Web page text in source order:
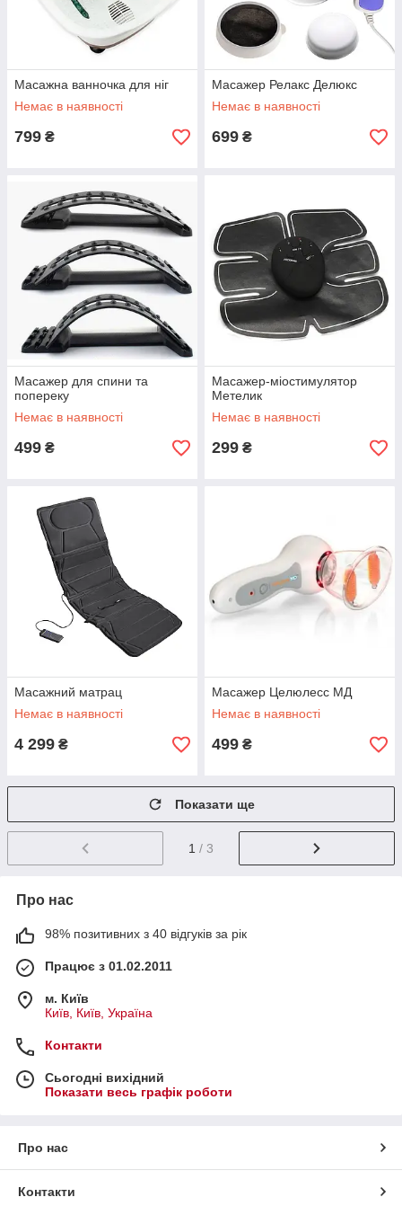
Масажна ванночка для ніг
Немає в наявності
799 ₴
Масажер Релакс Делюкс
Немає в наявності
699 ₴
Масажер для спини та
попереку
Немає в наявності
499 ₴
Масажер-міостимулятор
Метелик
Немає в наявності
299 ₴
Масажний матрац
Немає в наявності
4 299 ₴
Масажер Целюлесс МД
Немає в наявності
499 ₴
Показати ще
1 / 3
Про нас
98% позитивних з 40 відгуків за рік
Працює з 01.02.2011
м. Київ
Київ, Київ, Україна
Контакти
Сьогодні вихідний
Показати весь графік роботи
Про нас
Контакти